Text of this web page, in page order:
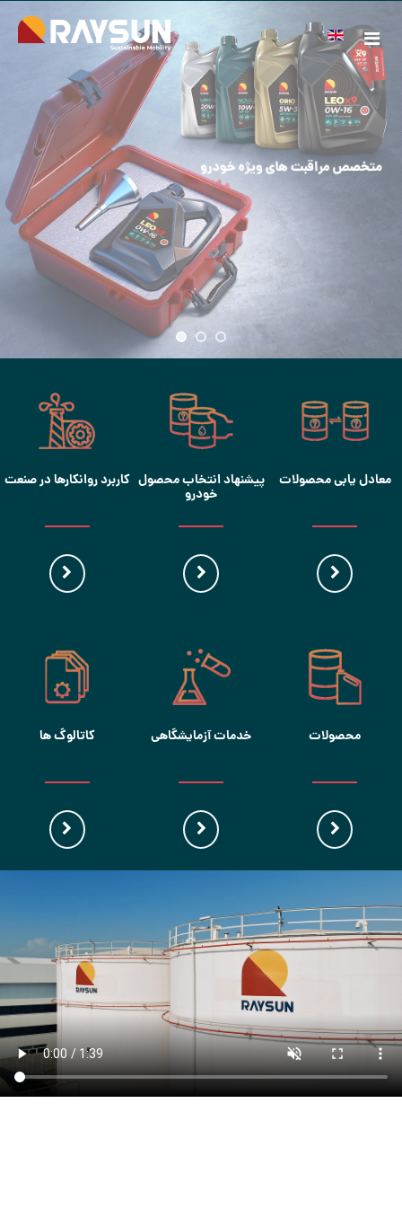
معادل یابی محصولات پیشنهاد انتخاب محصول
خودرو
کاربرد روانکارها در صنعت
محصولات خدمات آزمایشگاهی کاتالوگ ها